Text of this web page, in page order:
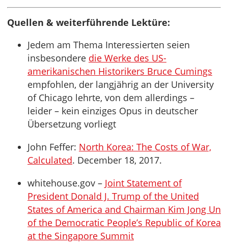
Quellen & weiterführende Lektüre:
Jedem am Thema Interessierten seien
insbesondere die Werke des US-
amerikanischen Historikers Bruce Cumings
empfohlen, der langjährig an der University
of Chicago lehrte, von dem allerdings –
leider – kein einziges Opus in deutscher
Übersetzung vorliegt
John Feffer: North Korea: The Costs of War,
Calculated. December 18, 2017.
whitehouse.gov – Joint Statement of
President Donald J. Trump of the United
States of America and Chairman Kim Jong Un
of the Democratic People’s Republic of Korea
at the Singapore Summit